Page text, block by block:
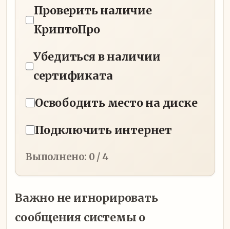
Проверить наличие
КриптоПро
Убедиться в наличии
сертификата
Освободить место на диске
Подключить интернет
Выполнено: 0 / 4
Важно не игнорировать
сообщения системы о